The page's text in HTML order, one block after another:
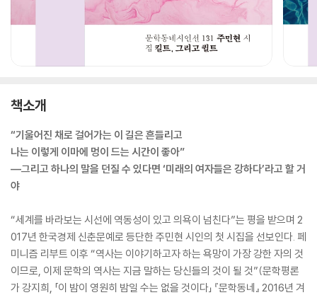
책소개
“기울어진 채로 걸어가는 이 길은 흔들리고
나는 이렇게 이마에 멍이 드는 시간이 좋아”
―그리고 하나의 말을 던질 수 있다면 ‘미래의 여자들은 강하다’라고 할 거
야
“세계를 바라보는 시선에 역동성이 있고 의욕이 넘친다”는 평을 받으며 2
017년 한국경제 신춘문예로 등단한 주민현 시인의 첫 시집을 선보인다. 페
미니즘 리부트 이후 “역사는 이야기하고자 하는 욕망이 가장 강한 자의 것
이므로, 이제 문학의 역사는 지금 말하는 당신들의 것이 될 것”(문학평론
가 강지희, 「이 밤이 영원히 밤일 수는 없을 것이다」 『문학동네』 2016년 겨